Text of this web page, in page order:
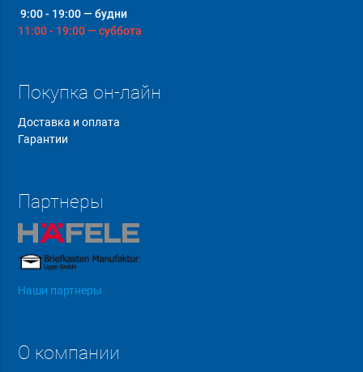
9:00 - 19:00 — будни
11:00 - 19:00 — суббота
Покупка он-лайн
Доставка и оплата
Гарантии
Партнеры
Наши партнеры
О компании